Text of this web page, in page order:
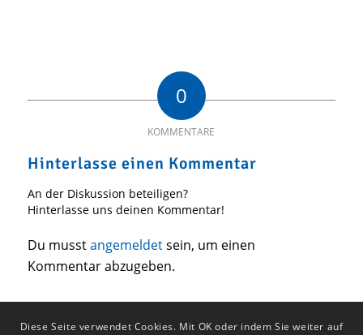
0
KOMMENTARE
Hinterlasse einen Kommentar
An der Diskussion beteiligen?
Hinterlasse uns deinen Kommentar!
Du musstangemeldetsein, um einen
Kommentar abzugeben.
Diese Seite verwendet Cookies. Mit OK oder indem Sie weiter auf